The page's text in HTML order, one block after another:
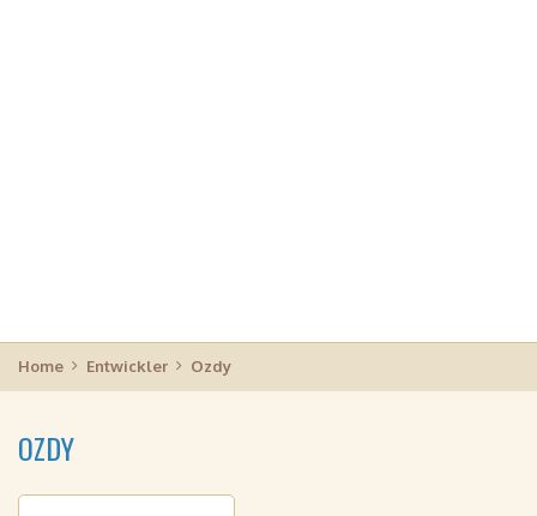
Home Entwickler Ozdy
OZDY